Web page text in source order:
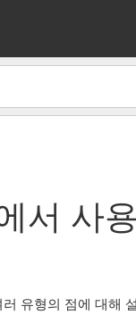
서 사
유형의 점에 대해